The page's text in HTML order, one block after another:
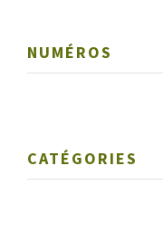
NUMÉROS
CATÉGORIES